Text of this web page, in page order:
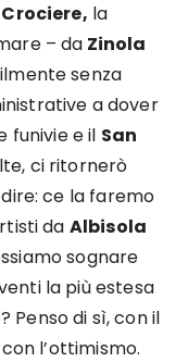
la
– da Zinola
senza
a dover
funivie e il San
ci ritornerò
ce la faremo
da Albisola
sognare
la più estesa
Penso di sì, con il
l’ottimismo.